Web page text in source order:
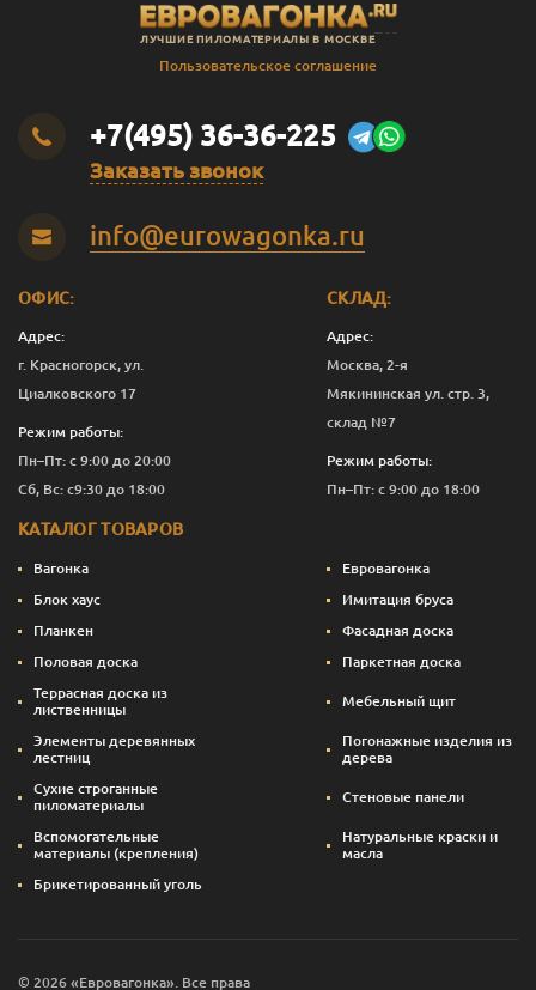
ЛУЧШИЕ ПИЛОМАТЕРИАЛЫ В МОСКВЕ
Пользовательское соглашение
+7(495) 36-36-225
Заказать звонок
info@eurowagonka.ru
ОФИС:
Адрес:
г. Красногорск, ул.
Циалковского 17
Режим работы:
Пн–Пт: с 9:00 до 20:00
Сб, Вс: с9:30 до 18:00
СКЛАД:
Адрес:
Москва, 2-я
Мякининская ул. стр. 3,
склад №7
Режим работы:
Пн–Пт: с 9:00 до 18:00
КАТАЛОГ ТОВАРОВ
Вагонка
Евровагонка
Блок хаус
Имитация бруса
Планкен
Фасадная доска
Половая доска
Паркетная доска
Террасная доска из
лиственницы
Мебельный щит
Элементы деревянных
лестниц
Погонажные изделия из
дерева
Сухие строганные
пиломатериалы
Стеновые панели
Вспомогательные
материалы (крепления)
Натуральные краски и
масла
Брикетированный уголь
© 2026 «Евровагонка». Все права